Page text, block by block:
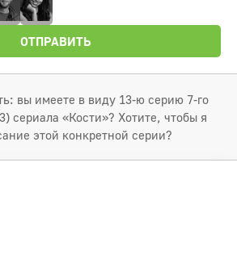
ОТПРАВИТЬ
вы имеете в виду 13-ю серию 7-го
сериала «Кости»? Хотите, чтобы я
этой конкретной серии?